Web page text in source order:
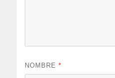
NOMBRE*